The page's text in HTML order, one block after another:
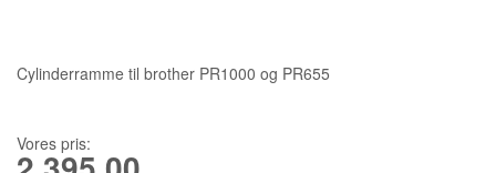
Cylinderramme til brother PR1000 og PR655
Vores pris: